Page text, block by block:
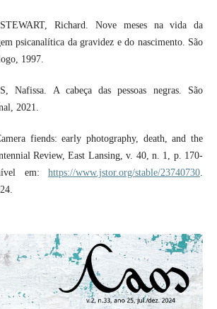
Richard. Nove meses na vida da
psicanalítica da gravidez e do nascimento. São
1997.
Nafissa. A cabeça das pessoas negras. São
2021.
fiends: early photography, death, and the
Review, East Lansing, v. 40, n. 1, p. 170-
em:https://www.jstor.org/stable/23740730